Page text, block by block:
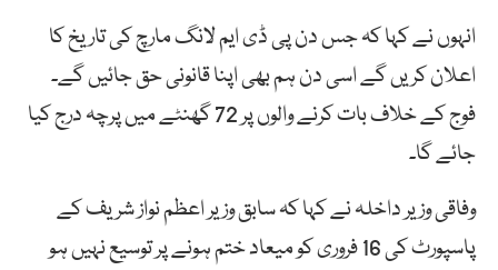
انہوں نے کہا کہ جس دن پی ڈی ایم لانگ مارچ کی تاریخ کا
اعلان کریں گے اسی دن ہم بھی اپنا قانونی حق جائیں گے۔
فوج کے خلاف بات کرنے والوں پر 72 گھنٹے میں پرچہ درج کیا
جائے گا۔
وفاقی وزیر داخلہ نے کہا کہ سابق وزیر اعظم نواز شریف کے
پاسپورٹ کی 16 فروری کو میعاد ختم ہونے پر توسیع نہیں ہو